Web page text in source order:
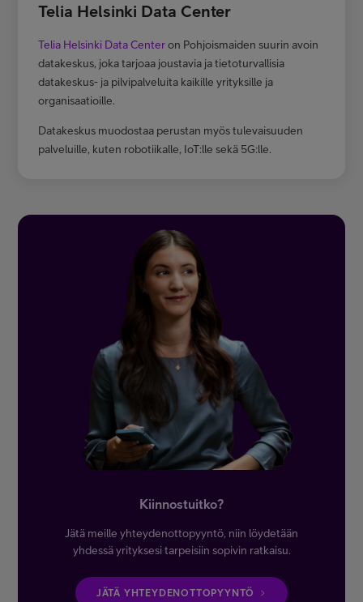
Telia Helsinki Data Center
Telia Helsinki Data Centeron Pohjoismaiden suurin avoin
datakeskus, joka tarjoaa joustavia ja tietoturvallisia
datakeskus- ja pilvipalveluita kaikille yrityksille ja
organisaatioille.
Datakeskus muodostaa perustan myös tulevaisuuden
palveluille, kuten robotiikalle, IoT:lle sekä 5G:lle.
Kiinnostuitko?
Jätä meille yhteydenottopyyntö, niin löydetään
yhdessä yrityksesi tarpeisiin sopivin ratkaisu.
JÄTÄ YHTEYDENOTTOPYYNTÖ